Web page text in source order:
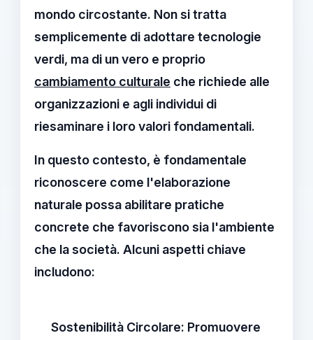
mondo circostante. Non si tratta
semplicemente di adottare tecnologie
verdi, ma di un vero e proprio
cambiamento culturale che richiede alle
organizzazioni e agli individui di
riesaminare i loro valori fondamentali.
In questo contesto, è fondamentale
riconoscere come l'elaborazione
naturale possa abilitare pratiche
concrete che favoriscono sia l'ambiente
che la società. Alcuni aspetti chiave
includono:
Sostenibilità Circolare: Promuovere